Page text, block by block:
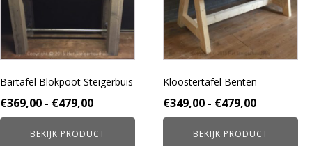
Bartafel Blokpoot Steigerbuis
€369,00 - €479,00Prijsklasse:
€369,00
tot
BEKIJK PRODUCT
Deze
optie
kan
gekozen
op
de
productpagina
Kloostertafel Benten
€349,00 - €479,00
€349,00
tot
BEKIJK PRODUCT
Deze
optie
kan
gekozen
op
de
productpagina